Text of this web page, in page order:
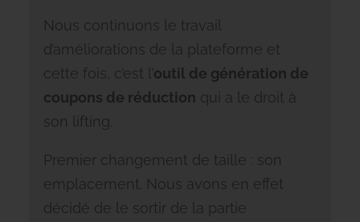
Nous continuons le travail
d’améliorations de la plateforme et
cette fois, c’est l’outil de génération de
coupons de réduction qui a le droit à
son lifting.
Premier changement de taille : son
emplacement. Nous avons en effet
décidé de le sortir de la partie